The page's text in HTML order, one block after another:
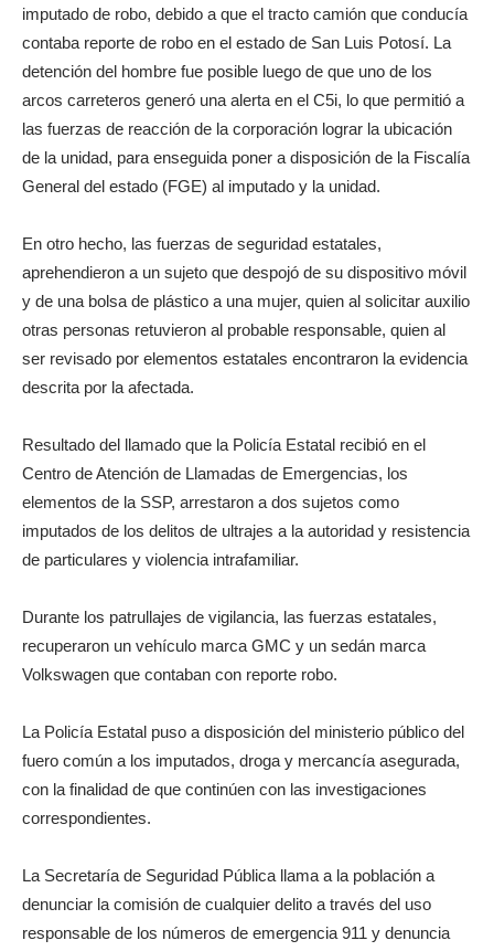
imputado de robo, debido a que el tracto camión que conducía
contaba reporte de robo en el estado de San Luis Potosí. La
detención del hombre fue posible luego de que uno de los
arcos carreteros generó una alerta en el C5i, lo que permitió a
las fuerzas de reacción de la corporación lograr la ubicación
de la unidad, para enseguida poner a disposición de la Fiscalía
General del estado (FGE) al imputado y la unidad.
En otro hecho, las fuerzas de seguridad estatales,
aprehendieron a un sujeto que despojó de su dispositivo móvil
y de una bolsa de plástico a una mujer, quien al solicitar auxilio
otras personas retuvieron al probable responsable, quien al
ser revisado por elementos estatales encontraron la evidencia
descrita por la afectada.
Resultado del llamado que la Policía Estatal recibió en el
Centro de Atención de Llamadas de Emergencias, los
elementos de la SSP, arrestaron a dos sujetos como
imputados de los delitos de ultrajes a la autoridad y resistencia
de particulares y violencia intrafamiliar.
Durante los patrullajes de vigilancia, las fuerzas estatales,
recuperaron un vehículo marca GMC y un sedán marca
Volkswagen que contaban con reporte robo.
La Policía Estatal puso a disposición del ministerio público del
fuero común a los imputados, droga y mercancía asegurada,
con la finalidad de que continúen con las investigaciones
correspondientes.
La Secretaría de Seguridad Pública llama a la población a
denunciar la comisión de cualquier delito a través del uso
responsable de los números de emergencia 911 y denuncia